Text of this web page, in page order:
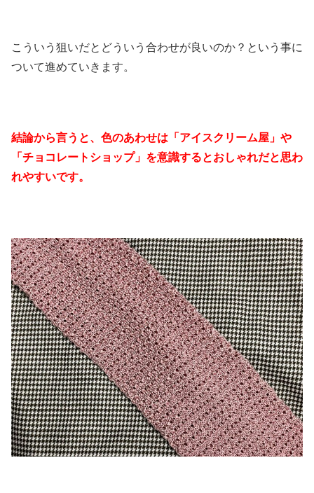
こういう狙いだとどういう合わせが良いのか？という事に
ついて進めていきます。
結論から言うと、色のあわせは「アイスクリーム屋」や
「チョコレートショップ」を意識するとおしゃれだと思わ
れやすいです。